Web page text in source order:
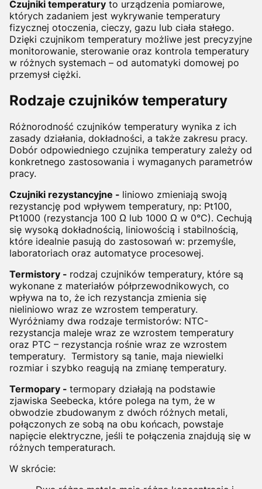
Czujniki temperatury to urządzenia pomiarowe,
których zadaniem jest wykrywanie temperatury
fizycznej otoczenia, cieczy, gazu lub ciała stałego.
Dzięki czujnikom temperatury możliwe jest precyzyjne
monitorowanie, sterowanie oraz kontrola temperatury
w różnych systemach – od automatyki domowej po
przemysł ciężki.
Rodzaje czujników temperatury
Różnorodność czujników temperatury wynika z ich
zasady działania, dokładności, a także zakresu pracy.
Dobór odpowiedniego czujnika temperatury zależy od
konkretnego zastosowania i wymaganych parametrów
pracy.
Czujniki rezystancyjne - liniowo zmieniają swoją
rezystancję pod wpływem temperatury, np: Pt100,
Pt1000 (rezystancja 100 Ω lub 1000 Ω w 0°C). Cechują
się wysoką dokładnością, liniowością i stabilnością,
które idealnie pasują do zastosowań w: przemyśle,
laboratoriach oraz automatyce procesowej.
Termistory - rodzaj czujników temperatury, które są
wykonane z materiałów półprzewodnikowych, co
wpływa na to, że ich rezystancja zmienia się
nieliniowo wraz ze wzrostem temperatury.
Wyróżniamy dwa rodzaje termistorów: NTC-
rezystancja maleje wraz ze wzrostem temperatury
oraz PTC – rezystancja rośnie wraz ze wzrostem
temperatury. Termistory są tanie, maja niewielki
rozmiar i szybko reagują na zmianę temperatury.
Termopary - termopary działają na podstawie
zjawiska Seebecka, które polega na tym, że w
obwodzie zbudowanym z dwóch różnych metali,
połączonych ze sobą na obu końcach, powstaje
napięcie elektryczne, jeśli te połączenia znajdują się w
różnych temperaturach.
W skrócie: